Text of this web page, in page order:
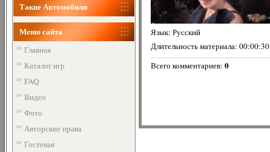
Такие Автомобили
Меню сайта
Главная
Каталог игр
FAQ
Видео
Фото
Авторские права
Гостевая
Язык: Русский
Длительность материала: 00:00:30
Всего комментариев: 0